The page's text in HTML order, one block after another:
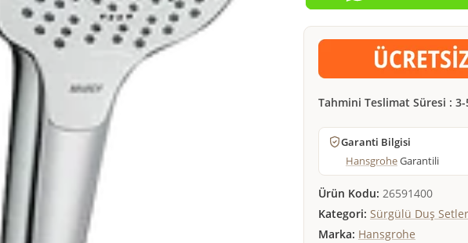
Tahmini Teslimat Süresi :
Garanti Bilgisi
HansgroheGarantili
Ürün Kodu: 26591400
Kategori: Sürgülü Duş
Marka: Hansgrohe